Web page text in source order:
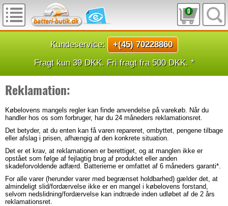
0
Kundeservice:
+(45) 70228860
Fragt kun 39 DKK. Fri fragt fra 500 DKK. *
Reklamation:
Købelovens mangels regler kan finde anvendelse på varekøb. Når du
handler hos os som forbruger, har du 24 måneders reklamationsret.
Det betyder, at du enten kan få varen repareret, ombyttet, pengene tilbage
eller afslag i prisen, afhængig af den konkrete situation.
Det er et krav, at reklamationen er berettiget, og at manglen ikke er
opstået som følge af fejlagtig brug af produktet eller anden
skadeforvoldende adfærd. Batterierne er omfattet af 6 måneders garanti*.
For alle varer (herunder varer med begrænset holdbarhed) gælder det, at
almindeligt slid/fordærvelse ikke er en mangel i købelovens forstand,
selvom nedslidning/fordærvelse kan indtræde inden udløbet af de 2 års
reklamationsret.